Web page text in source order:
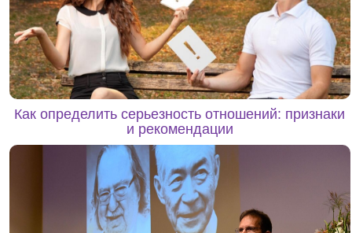
Как определить серьезность отношений: признаки
и рекомендации